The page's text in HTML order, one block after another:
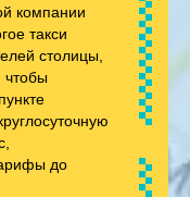
компании
такси
столицы,
чтобы
до